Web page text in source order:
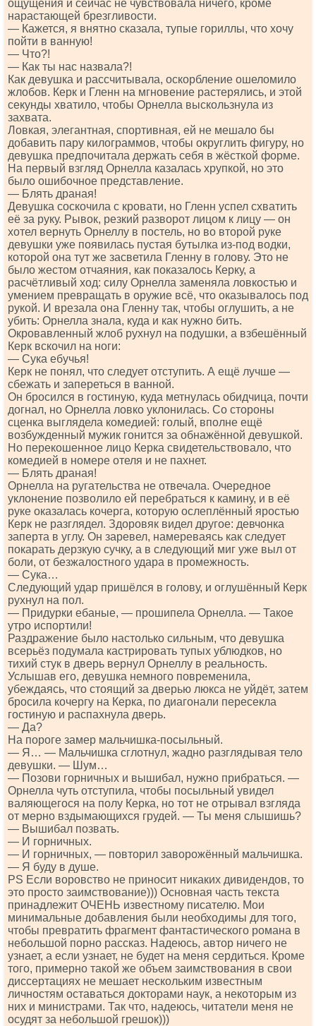
ощущения и сейчас не чувствовала ничего, кроме
нарастающей брезгливости.
— Кажется, я внятно сказала, тупые гориллы, что хочу
пойти в ванную!
— Что?!
— Как ты нас назвала?!
Как девушка и рассчитывала, оскорбление ошеломило
жлобов. Керк и Гленн на мгновение растерялись, и этой
секунды хватило, чтобы Орнелла выскользнула из
захвата.
Ловкая, элегантная, спортивная, ей не мешало бы
добавить пару килограммов, чтобы округлить фигуру, но
девушка предпочитала держать себя в жёсткой форме.
На первый взгляд Орнелла казалась хрупкой, но это
было ошибочное представление.
— Блять драная!
Девушка соскочила с кровати, но Гленн успел схватить
её за руку. Рывок, резкий разворот лицом к лицу — он
хотел вернуть Орнеллу в постель, но во второй руке
девушки уже появилась пустая бутылка из-под водки,
которой она тут же засветила Гленну в голову. Это не
было жестом отчаяния, как показалось Керку, а
расчётливый ход: силу Орнелла заменяла ловкостью и
умением превращать в оружие всё, что оказывалось под
рукой. И врезала она Гленну так, чтобы оглушить, а не
убить: Орнелла знала, куда и как нужно бить.
Окровавленный жлоб рухнул на подушки, а взбешённый
Керк вскочил на ноги:
— Сука ебучья!
Керк не понял, что следует отступить. А ещё лучше —
сбежать и запереться в ванной.
Он бросился в гостиную, куда метнулась обидчица, почти
догнал, но Орнелла ловко уклонилась. Со стороны
сценка выглядела комедией: голый, вполне ещё
возбужденный мужик гонится за обнажённой девушкой.
Но перекошенное лицо Керка свидетельствовало, что
комедией в номере отеля и не пахнет.
— Блять драная!
Орнелла на ругательства не отвечала. Очередное
уклонение позволило ей перебраться к камину, и в её
руке оказалась кочерга, которую ослеплённый яростью
Керк не разглядел. Здоровяк видел другое: девчонка
заперта в углу. Он заревел, намереваясь как следует
покарать дерзкую сучку, а в следующий миг уже выл от
боли, от безжалостного удара в промежность.
— Сука…
Следующий удар пришёлся в голову, и оглушённый Керк
рухнул на пол.
— Придурки ебаные, — прошипела Орнелла. — Такое
утро испортили!
Раздражение было настолько сильным, что девушка
всерьёз подумала кастрировать тупых ублюдков, но
тихий стук в дверь вернул Орнеллу в реальность.
Услышав его, девушка немного повременила,
убеждаясь, что стоящий за дверью люкса не уйдёт, затем
бросила кочергу на Керка, по диагонали пересекла
гостиную и распахнула дверь.
— Да?
На пороге замер мальчишка-посыльный.
— Я… — Мальчишка сглотнул, жадно разглядывая тело
девушки. — Шум…
— Позови горничных и вышибал, нужно прибраться. —
Орнелла чуть отступила, чтобы посыльный увидел
валяющегося на полу Керка, но тот не отрывал взгляда
от мерно вздымающихся грудей. — Ты меня слышишь?
— Вышибал позвать.
— И горничных.
— И горничных, — повторил заворожённый мальчишка.
— Я буду в душе.
РS Если воровство не приносит никаких дивидендов, то
это просто заимствование))) Основная часть текста
принадлежит ОЧЕНЬ известному писателю. Мои
минимальные добавления были необходимы для того,
чтобы превратить фрагмент фантастического романа в
небольшой порно рассказ. Надеюсь, автор ничего не
узнает, а если узнает, не будет на меня сердиться. Кроме
того, примерно такой же объем заимствования в свои
диссертациях не мешает нескольким известным
личностям оставаться докторами наук, а некоторым из
них и министрами. Так что, надеюсь, читатели меня не
осудят за небольшой грешок)))